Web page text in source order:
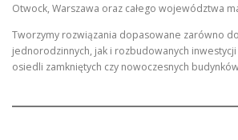
Otwock, Warszawa oraz całego województwa
Tworzymy rozwiązania dopasowane zarówno
jednorodzinnych, jak i rozbudowanych
osiedli zamkniętych czy nowoczesnych